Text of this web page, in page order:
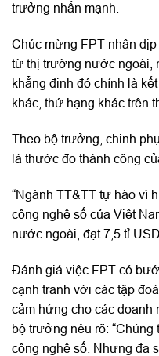
trưởng nhấn mạnh.
Chúc mừng FPT nhân
từ thị trường nước ngoài,
khẳng định đó chính là
khác, thứ hạng khác trên
Theo bộ trưởng, chinh
là thước đo thành công
“Ngành TT&TT tự hào vì
công nghệ số của Việt
nước ngoài, đạt 7,5 tỉ
Đánh giá việc FPT có
cạnh tranh với các tập
cảm hứng cho các doanh
bộ trưởng nêu rõ:
công nghệ số. Nhưng đa